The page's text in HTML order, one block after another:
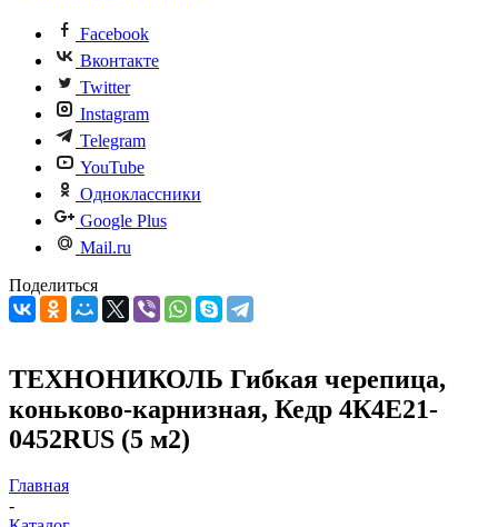
Facebook
Вконтакте
Twitter
Instagram
Telegram
YouTube
Одноклассники
Google Plus
Mail.ru
Поделиться
ТЕХНОНИКОЛЬ Гибкая черепица,
коньково-карнизная, Кедр 4К4Е21-
0452RUS (5 м2)
Главная
-